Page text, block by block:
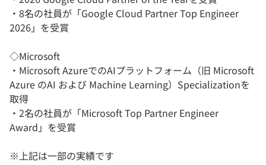
・8名の社員が「Google Cloud Partner Top Engineer
2026」を受賞
◇Microsoft
・Microsoft AzureでのAIプラットフォーム（旧 Microsoft
Azure のAI および Machine Learning）Specializationを
取得
・2名の社員が「Microsoft Top Partner Engineer
Award」を受賞
※上記は一部の実績です